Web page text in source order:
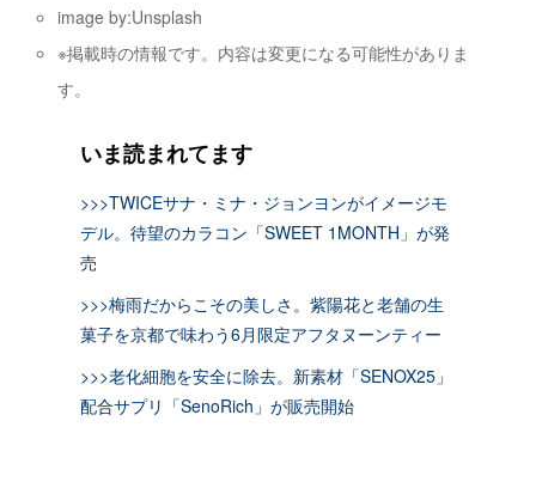
image by:Unsplash
※掲載時の情報です。内容は変更になる可能性がありま
す。
いま読まれてます
>>>TWICEサナ・ミナ・ジョンヨンがイメージモ
デル。待望のカラコン「SWEET 1MONTH」が発
売
>>>梅雨だからこその美しさ。紫陽花と老舗の生
菓子を京都で味わう6月限定アフタヌーンティー
>>>老化細胞を安全に除去。新素材「SENOX25」
配合サプリ「SenoRich」が販売開始